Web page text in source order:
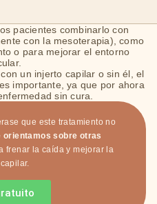
pacientes combinarlo con
con la mesoterapia), como
o para mejorar el entorno
un injerto capilar o sin él, el
importante, ya que por ahora
sin cura.
que este tratamiento no
orientamos sobre otras
frenar la caída y mejorar la